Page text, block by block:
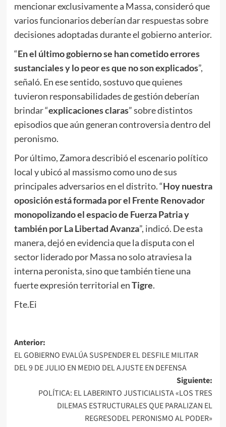
mencionar exclusivamente a Massa, consideró que
varios funcionarios deberían dar respuestas sobre
decisiones adoptadas durante el gobierno anterior.
“En el último gobierno se han cometido errores
sustanciales y lo peor es que no son explicados”,
señaló. En ese sentido, sostuvo que quienes
tuvieron responsabilidades de gestión deberían
brindar “explicaciones claras” sobre distintos
episodios que aún generan controversia dentro del
peronismo.
Por último, Zamora describió el escenario político
local y ubicó al massismo como uno de sus
principales adversarios en el distrito. “Hoy nuestra
oposición está formada por el Frente Renovador
monopolizando el espacio de Fuerza Patria y
también por La Libertad Avanza”, indicó. De esta
manera, dejó en evidencia que la disputa con el
sector liderado por Massa no solo atraviesa la
interna peronista, sino que también tiene una
fuerte expresión territorial enTigre.
Fte.Ei
Navegación
de
Anterior:
EL GOBIERNO EVALÚA SUSPENDER EL DESFILE MILITAR
DEL 9 DE JULIO EN MEDIO DEL AJUSTE EN DEFENSA
Siguiente:
POLÍTICA: EL LABERINTO JUSTICIALISTA «LOS TRES
DILEMAS ESTRUCTURALES QUE PARALIZAN EL
REGRESODEL PERONISMO AL PODER»